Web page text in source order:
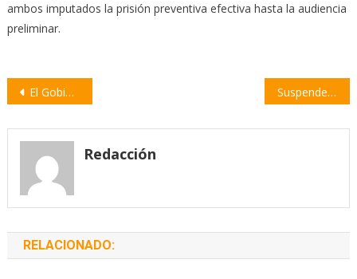
ambos imputados la prisión preventiva efectiva hasta la audiencia
preliminar.
Navegación
entradas
El Gobierno acerca una propuesta salarial a los trabajadores universitarios y podría destrabarse el conflicto Suspenden al juez federal Salmain y lo envían a jury por corrupción
Redacción
RELACIONADO: